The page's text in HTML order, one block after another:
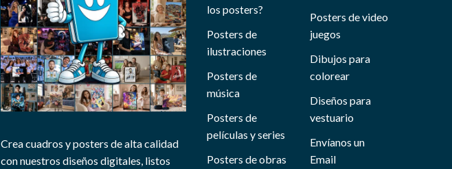
Crea cuadros y posters de alta calidad
con nuestros diseños digitales, listos
los posters?
Posters de
ilustraciones
Posters de
música
Posters de
películas y series
Posters de obras
Posters de video
juegos
Dibujos para
colorear
Diseños para
vestuario
Envíanos un
Email